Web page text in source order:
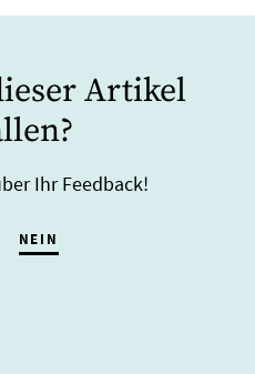
Artikel
Ihr Feedback!
NEIN